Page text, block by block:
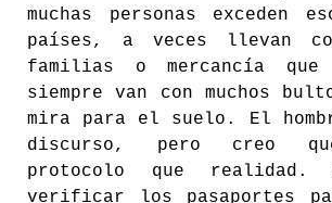
muchas personas exceden
países, a veces llevan
familias o mercancía que
siempre van con muchos
mira para el suelo. El
discurso, pero creo
protocolo que realidad.
verificar los pasaportes